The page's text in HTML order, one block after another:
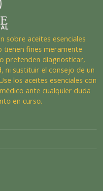
sobre aceites esenciales
tienen fines meramente
pretenden diagnosticar,
ni sustituir el consejo de un
los aceites esenciales con
ante cualquier duda
en curso.